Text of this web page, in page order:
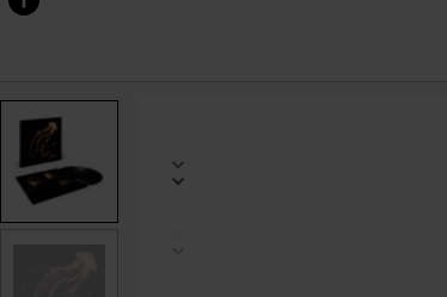
www.emp-
p/back-
557464St.html